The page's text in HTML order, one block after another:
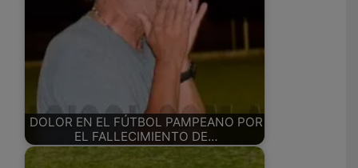
DOLOR EN EL FÚTBOL PAMPEANO POR
EL FALLECIMIENTO DE…